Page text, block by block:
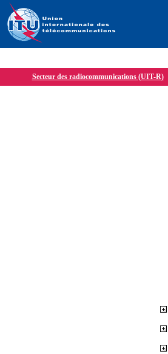
Secteur des radiocommunications (UIT-R)